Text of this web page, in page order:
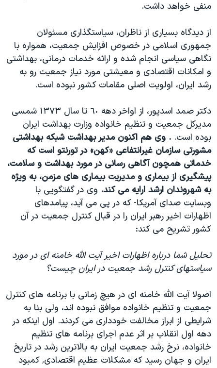
منفی خواهد داشت.
از دیدگاه بسیاری از ناظران، سیاستگذاری مسئولان
جمهوری اسلامی در خصوص افزایش جمعیت، همواره با
نگاهی سیاسی انجام شده و ارائه خدمات درمانی، بهداشتی
و امکانات اقتصادی و معیشتی مورد نیاز جمعیت رو به
رشد ایران،‌ اولویت اصلی مقامات کشور نبوده است.
دکتر صمد اسدپور، از اواخر دهه ٦٠ تا سال ١٣٧٣ شمسی
مدیرکل جمعیت و تنظیم خانواده وزارت بهداشت ایران
بوده است. . وی هم اکنون مدیر بهداشت شبکه بهداشتی
مشورتی سازمان غیرانتفاعی «کهن» در تورنتو است که
خدماتی همچون آگاهی رسانی در مورد بهداشت و سلامت،
پیشگیری از بیماری و مدیریت بیماری های مزمن، به ویژه
به شهروندان ارشد ارایه می کند. وی در گفتگویی با
وبسایت صدای آمریکا- که در پی می آید، پیامدهای
اظهارات اخیر رهبر ایران را در قبال کنترل جمعیت در آن
کشور تشریح می کند:
تحلیل شما درباره اظهارات اخیر آیت الله خامنه ای در مورد
سیاستهای کنترل رشد جمعیت در ایران چیست؟
اصولا آیت الله خامنه ای در هیچ زمانی با برنامه های کنترل
جمعیت و تنظیم خانواده موافق نبوده اند، ولی بنا به
شرایطی از ابراز مخالفت خودداری می کردند. اول اینکه در
دهه اول انقلاب بر اثر عدم اجرای برنامه های تنظیم
خانواده، نرخ رشد جمعیت ایران به بالاترین رشد در تاریخ
ایران و جهان رسید که مشکلات عظیم اقتصادی٬ کمبود